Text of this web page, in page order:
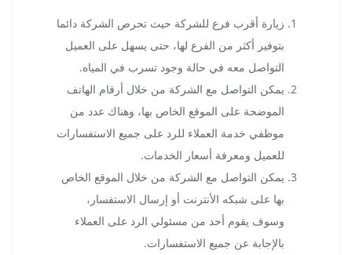
زيارة أقرب فرع للشركة حيث تحرص الشركة دائما
بتوفير أكثر من الفرع لها، حتى يسهل على العميل
التواصل معه في حالة وجود تسرب في المياه.
يمكن التواصل مع الشركة من خلال أرقام الهاتف
الموضحة على الموقع الخاص بها، وهناك عدد من
موظفي خدمة العملاء للرد على جميع الاستفسارات
للعميل ومعرفة أسعار الخدمات.
يمكن التواصل مع الشركة من خلال الموقع الخاص
بها على شبكه الأنترنت أو إرسال الاستفسار،
وسوف يقوم أحد من مسئولي الرد على العملاء
بالإجابة عن جميع الاستفسارات.